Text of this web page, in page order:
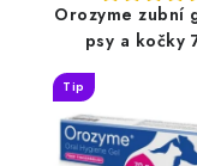
Orozyme zubní
psy a kočky
Tip